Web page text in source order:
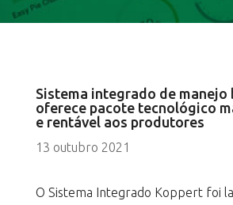
Sistema integrado de
oferece pacote tecnológico
e rentável aos produtores
13 outubro 2021
O Sistema Integrado Koppert foi